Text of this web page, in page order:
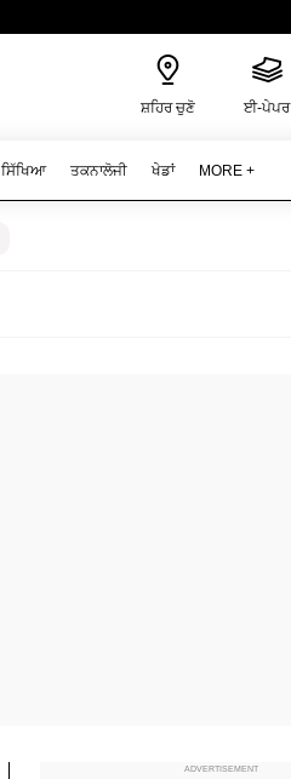
ਸ਼ਹਿਰ ਚੁਣੋ ਈ-ਪੇਪਰ
ਸਿੱਖਿਆ ਤਕਨਾਲੋਜੀ ਖੇਡਾਂ MORE +